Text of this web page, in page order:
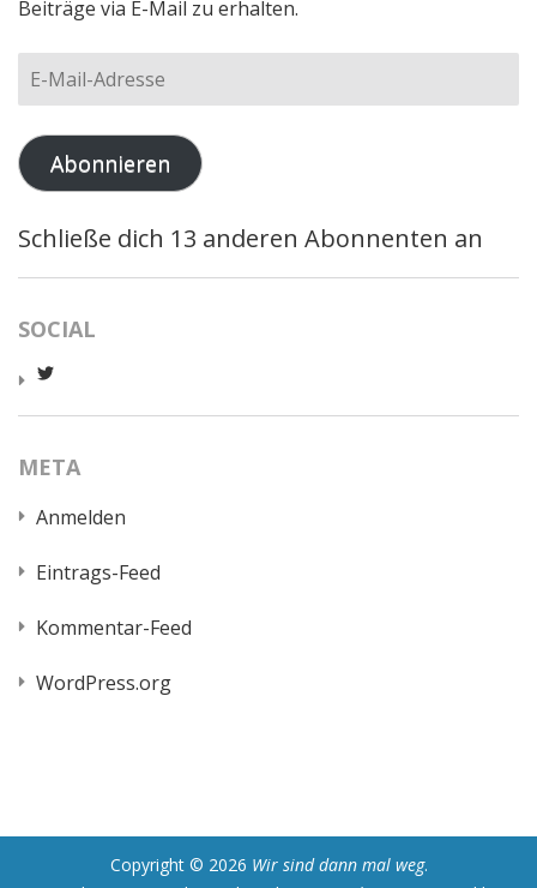
Beiträge via E-Mail zu erhalten.
E-
Adresse
Abonnieren
Schließe dich 13 anderen Abonnenten an
SOCIAL
anzeigen
META
Anmelden
Eintrags-Feed
Kommentar-Feed
WordPress.org
Copyright © 2026 Wir sind dann mal weg.